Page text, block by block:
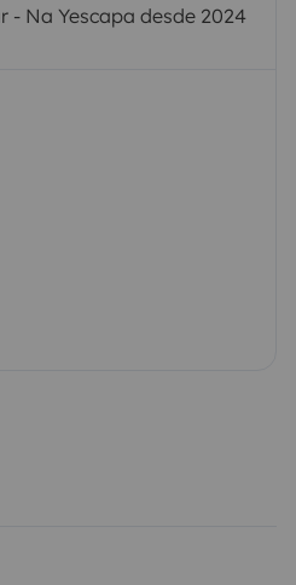
Na Yescapa desde 2024